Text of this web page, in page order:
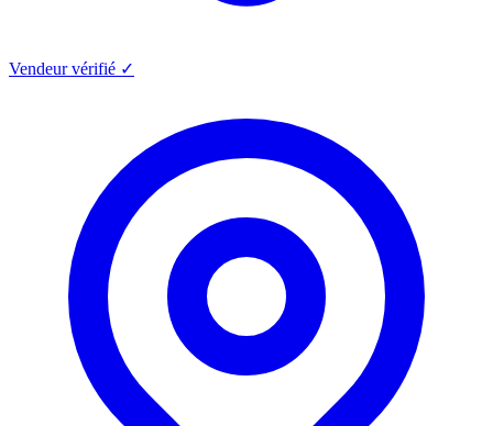
Vendeur vérifié ✓